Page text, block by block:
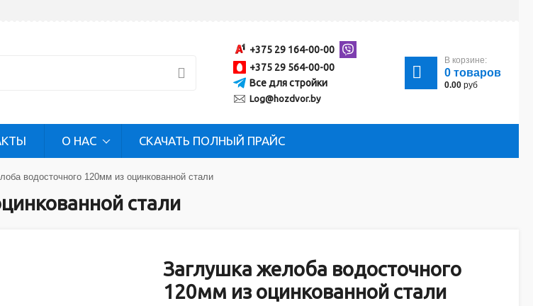
+375 29 164-00-00
+375 29 564-00-00
Все для стройки
Log@hozdvor.by
В корзине:
0 товаров
0.00 руб
О НАС СКАЧАТЬ ПОЛНЫЙ ПРАЙС
водосточного 120мм из оцинкованной стали
стали
Заглушка желоба водосточного
120мм из оцинкованной стали